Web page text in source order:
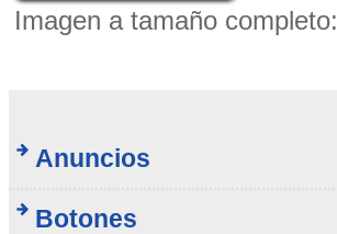
Imagen a tamaño completo:
Anuncios
Botones